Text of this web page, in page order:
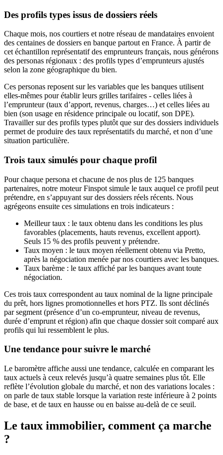
Des profils types issus de dossiers réels
Chaque mois, nos courtiers et notre réseau de mandataires envoient
des centaines de dossiers en banque partout en France. À partir de
cet échantillon représentatif des emprunteurs français, nous générons
des personas régionaux : des profils types d’emprunteurs ajustés
selon la zone géographique du bien.
Ces personas reposent sur les variables que les banques utilisent
elles-mêmes pour établir leurs grilles tarifaires - celles liées à
l’emprunteur (taux d’apport, revenus, charges…) et celles liées au
bien (son usage en résidence principale ou locatif, son DPE).
Travailler sur des profils types plutôt que sur des dossiers individuels
permet de produire des taux représentatifs du marché, et non d’une
situation particulière.
Trois taux simulés pour chaque profil
Pour chaque persona et chacune de nos plus de 125 banques
partenaires, notre moteur Finspot simule le taux auquel ce profil peut
prétendre, en s’appuyant sur des dossiers réels récents. Nous
agrégeons ensuite ces simulations en trois indicateurs :
Meilleur taux : le taux obtenu dans les conditions les plus
favorables (placements, hauts revenus, excellent apport).
Seuls 15 % des profils peuvent y prétendre.
Taux moyen : le taux moyen réellement obtenu via Pretto,
après la négociation menée par nos courtiers avec les banques.
Taux barème : le taux affiché par les banques avant toute
négociation.
Ces trois taux correspondent au taux nominal de la ligne principale
du prêt, hors lignes promotionnelles et hors PTZ. Ils sont déclinés
par segment (présence d’un co-emprunteur, niveau de revenus,
durée d’emprunt et région) afin que chaque dossier soit comparé aux
profils qui lui ressemblent le plus.
Une tendance pour suivre le marché
Le baromètre affiche aussi une tendance, calculée en comparant les
taux actuels à ceux relevés jusqu’à quatre semaines plus tôt. Elle
reflète l’évolution globale du marché, et non des variations locales :
on parle de taux stable lorsque la variation reste inférieure à 2 points
de base, et de taux en hausse ou en baisse au-delà de ce seuil.
Le taux immobilier, comment ça marche
?